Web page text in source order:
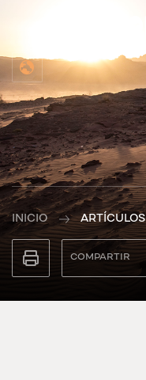
INICIO ARTÍCULOS
COMPARTIR